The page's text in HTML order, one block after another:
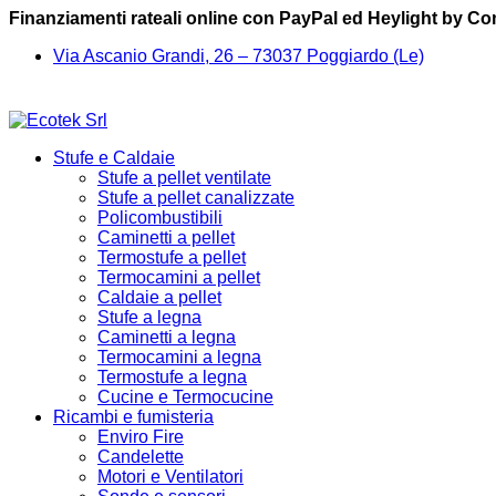
Finanziamenti rateali online con PayPal ed Heylight by
Via Ascanio Grandi, 26 – 73037 Poggiardo (Le)
Stufe e Caldaie
Stufe a pellet ventilate
Stufe a pellet canalizzate
Policombustibili
Caminetti a pellet
Termostufe a pellet
Termocamini a pellet
Caldaie a pellet
Stufe a legna
Caminetti a legna
Termocamini a legna
Termostufe a legna
Cucine e Termocucine
Ricambi e fumisteria
Enviro Fire
Candelette
Motori e Ventilatori